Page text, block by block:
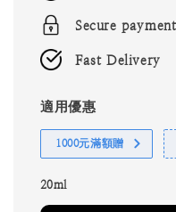
Secure
Fast Delivery
適用優惠
1000元滿額贈
20ml